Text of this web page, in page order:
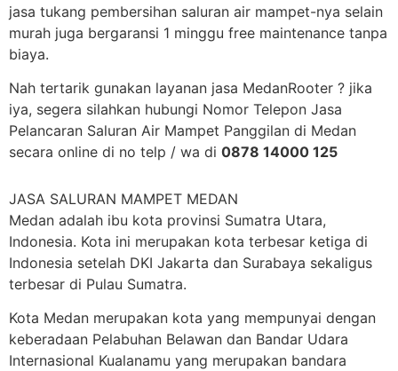
jasa tukang pembersihan saluran air mampet-nya selain
murah juga bergaransi 1 minggu free maintenance tanpa
biaya.
Nah tertarik gunakan layanan jasa MedanRooter ? jika
iya, segera silahkan hubungi Nomor Telepon Jasa
Pelancaran Saluran Air Mampet Panggilan di Medan
secara online di no telp / wa di 0878 14000 125
JASA SALURAN MAMPET MEDAN
Medan adalah ibu kota provinsi Sumatra Utara,
Indonesia. Kota ini merupakan kota terbesar ketiga di
Indonesia setelah DKI Jakarta dan Surabaya sekaligus
terbesar di Pulau Sumatra.
Kota Medan merupakan kota yang mempunyai dengan
keberadaan Pelabuhan Belawan dan Bandar Udara
Internasional Kualanamu yang merupakan bandara